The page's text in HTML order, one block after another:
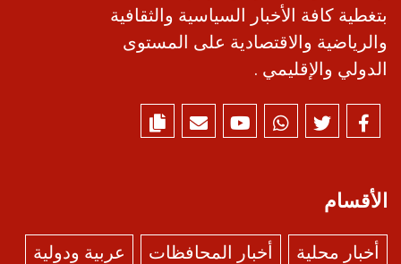
بتغطية كافة الأخبار السياسية والثقافية
والرياضية والاقتصادية على المستوى
الدولي والإقليمي .
الأقسام
أخبار محلية أخبار المحافظات عربية ودولية